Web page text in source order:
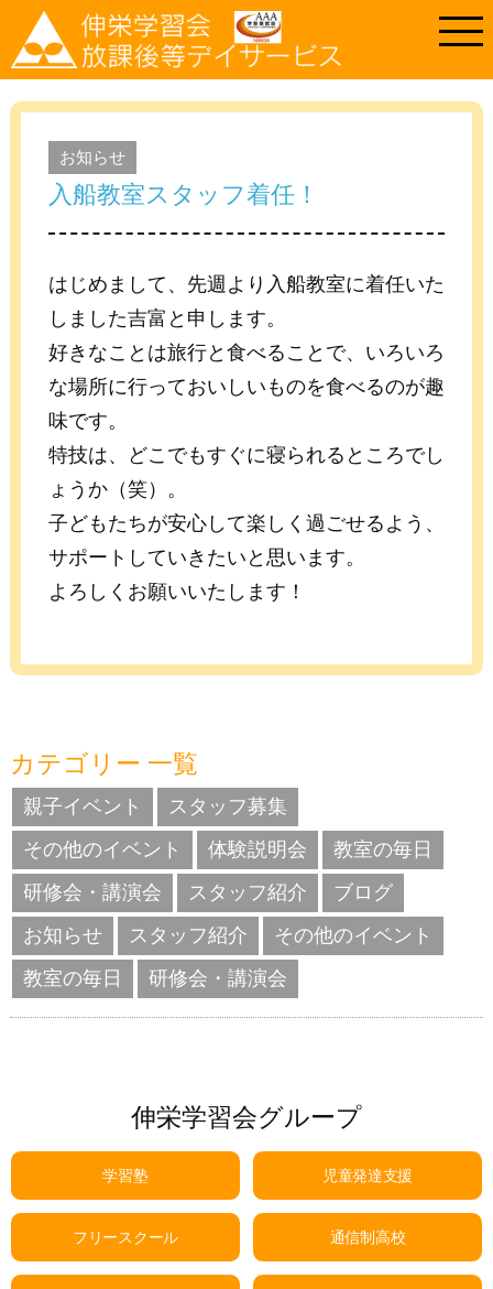
お知らせ
入船教室スタッフ着任！
はじめまして、先週より入船教室に着任いた
しました吉富と申します。
好きなことは旅行と食べることで、いろいろ
な場所に行っておいしいものを食べるのが趣
味です。
特技は、どこでもすぐに寝られるところでし
ょうか（笑）。
子どもたちが安心して楽しく過ごせるよう、
サポートしていきたいと思います。
よろしくお願いいたします！
カテゴリー 一覧
親子イベント
スタッフ募集
その他のイベント
体験説明会
教室の毎日
研修会・講演会
スタッフ紹介
ブログ
お知らせ
スタッフ紹介
その他のイベント
教室の毎日
研修会・講演会
伸栄学習会グループ
学習塾 児童発達支援
フリースクール 通信制高校